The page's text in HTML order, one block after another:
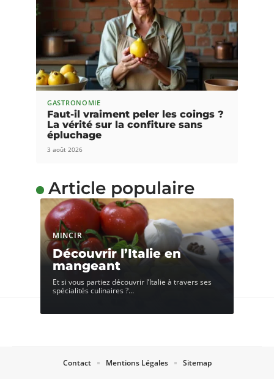
GASTRONOMIE
Faut-il vraiment peler les coings ?
La vérité sur la confiture sans
épluchage
3 août 2026
Article populaire
MINCIR
Découvrir l’Italie en
mangeant
Et si vous partiez découvrir l’Italie à travers ses
spécialités culinaires ?…
Contact Mentions Légales Sitemap